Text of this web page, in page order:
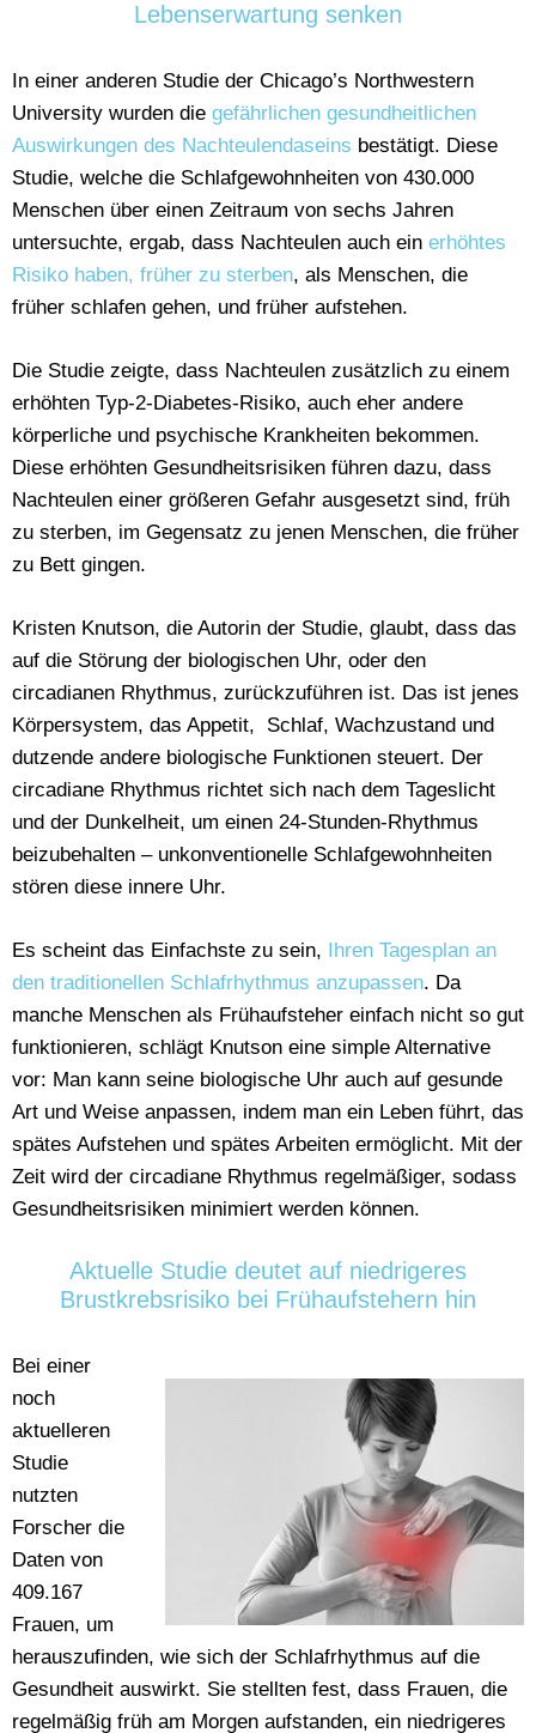
Lebenserwartung senken
In einer anderen Studie der Chicago’s Northwestern
University wurden die gefährlichen gesundheitlichen
Auswirkungen des Nachteulendaseins bestätigt. Diese
Studie, welche die Schlafgewohnheiten von 430.000
Menschen über einen Zeitraum von sechs Jahren
untersuchte, ergab, dass Nachteulen auch ein erhöhtes
Risiko haben, früher zu sterben, als Menschen, die
früher schlafen gehen, und früher aufstehen.
Die Studie zeigte, dass Nachteulen zusätzlich zu einem
erhöhten Typ-2-Diabetes-Risiko, auch eher andere
körperliche und psychische Krankheiten bekommen.
Diese erhöhten Gesundheitsrisiken führen dazu, dass
Nachteulen einer größeren Gefahr ausgesetzt sind, früh
zu sterben, im Gegensatz zu jenen Menschen, die früher
zu Bett gingen.
Kristen Knutson, die Autorin der Studie, glaubt, dass das
auf die Störung der biologischen Uhr, oder den
circadianen Rhythmus, zurückzuführen ist. Das ist jenes
Körpersystem, das Appetit, Schlaf, Wachzustand und
dutzende andere biologische Funktionen steuert. Der
circadiane Rhythmus richtet sich nach dem Tageslicht
und der Dunkelheit, um einen 24-Stunden-Rhythmus
beizubehalten – unkonventionelle Schlafgewohnheiten
stören diese innere Uhr.
Es scheint das Einfachste zu sein, Ihren Tagesplan an
den traditionellen Schlafrhythmus anzupassen. Da
manche Menschen als Frühaufsteher einfach nicht so gut
funktionieren, schlägt Knutson eine simple Alternative
vor: Man kann seine biologische Uhr auch auf gesunde
Art und Weise anpassen, indem man ein Leben führt, das
spätes Aufstehen und spätes Arbeiten ermöglicht. Mit der
Zeit wird der circadiane Rhythmus regelmäßiger, sodass
Gesundheitsrisiken minimiert werden können.
Aktuelle Studie deutet auf niedrigeres
Brustkrebsrisiko bei Frühaufstehern hin
Bei einer
noch
aktuelleren
Studie
nutzten
Forscher die
Daten von
409.167
Frauen, um
herauszufinden, wie sich der Schlafrhythmus auf die
Gesundheit auswirkt. Sie stellten fest, dass Frauen, die
regelmäßig früh am Morgen aufstanden, ein niedrigeres